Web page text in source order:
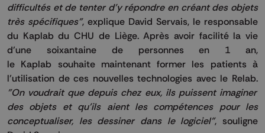
difficultés et de tenter d'y répondre en créant des objets
très spécifiques", explique David Servais, le responsable
du Kaplab du CHU de Liège.Après avoir facilité la vie
d’une soixantaine de personnes en 1 an,
le Kaplab souhaite maintenant former les patients à
l’utilisation de ces nouvelles technologies avec le Relab.
"On voudrait que depuis chez eux, ils puissent imaginer
des objets et qu'ils aient les compétences pour les
conceptualiser, les dessiner dans le logiciel", souligne